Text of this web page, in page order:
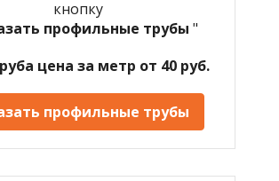
кнопку
профильные трубы "
цена за метр от 40 руб.
профильные трубы